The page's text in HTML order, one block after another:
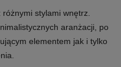
stylami wnętrz.
aranżacji, po
elementem jak i tylko